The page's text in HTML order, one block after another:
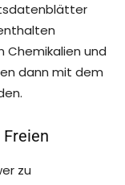
Chemikalien und
dann mit dem
zu